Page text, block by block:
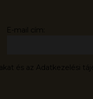
E-mail cím:
és az Adatkezelési